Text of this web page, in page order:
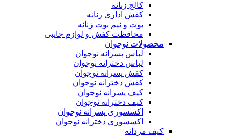
کالج زنانه
کفش اداری زنانه
بوت و نیم بوت زنانه
محافظت کفش و لوازم جانبی
محصولات نوجوان
لباس پسرانه نوجوان
لباس دخترانه نوجوان
کفش پسرانه نوجوان
کفش دخترانه نوجوان
کیف پسرانه نوجوان
کیف دخترانه نوجوان
اکسسوری پسرانه نوجوان
اکسسوری دخترانه نوجوان
کیف مردانه